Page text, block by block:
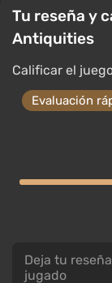
Tu reseña y
Antiquities
Calificar el
Evaluación